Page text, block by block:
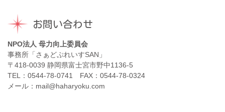
お問い合わせ
NPO法人 母力向上委員会
事務所「さぁどぷれいすSAN」
〒418-0039 静岡県富士宮市野中1136-5
TEL：0544-78-0741 FAX：0544-78-0324
メール：mail@haharyoku.com